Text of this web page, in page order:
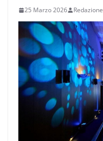
25 Marzo 2026 Redazione